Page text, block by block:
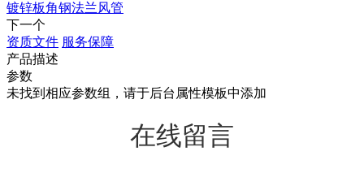
镀锌板角钢法兰风管
下一个
资质文件 服务保障
产品描述
参数
未找到相应参数组，请于后台属性模板中添加
在线留言